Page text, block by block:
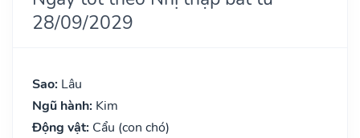
28/09/2029
Sao: Lâu
Ngũ hành: Kim
Động vật: Cẩu (con chó)